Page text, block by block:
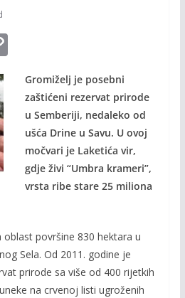
C
Gromiželj je posebni
zaštićeni rezervat prirode
u Semberiji, nedaleko od
ušća Drine u Savu. U ovoj
močvari je Laketića vir,
gdje živi “Umbra krameri”,
vrsta ribe stare 25 miliona
površine 830 hektara u
Sela. Od 2011. godine je
prirode sa više od 400 rijetkih
na crvenoj listi ugroženih